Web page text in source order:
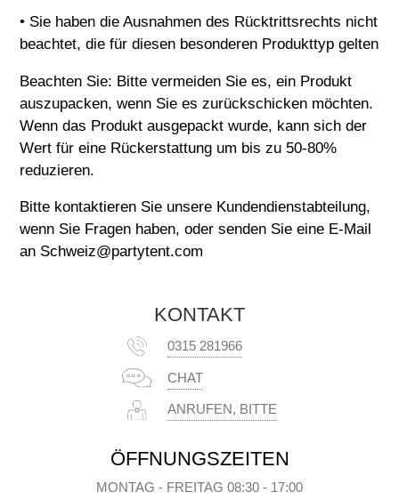
• Sie haben die Ausnahmen des Rücktrittsrechts nicht
beachtet, die für diesen besonderen Produkttyp gelten
Beachten Sie: Bitte vermeiden Sie es, ein Produkt
auszupacken, wenn Sie es zurückschicken möchten.
Wenn das Produkt ausgepackt wurde, kann sich der
Wert für eine Rückerstattung um bis zu 50-80%
reduzieren.
Bitte kontaktieren Sie unsere Kundendienstabteilung,
wenn Sie Fragen haben, oder senden Sie eine E-Mail
an Schweiz@partytent.com
KONTAKT
0315 281966
CHAT
ANRUFEN, BITTE
ÖFFNUNGSZEITEN
MONTAG - FREITAG 08:30 - 17:00